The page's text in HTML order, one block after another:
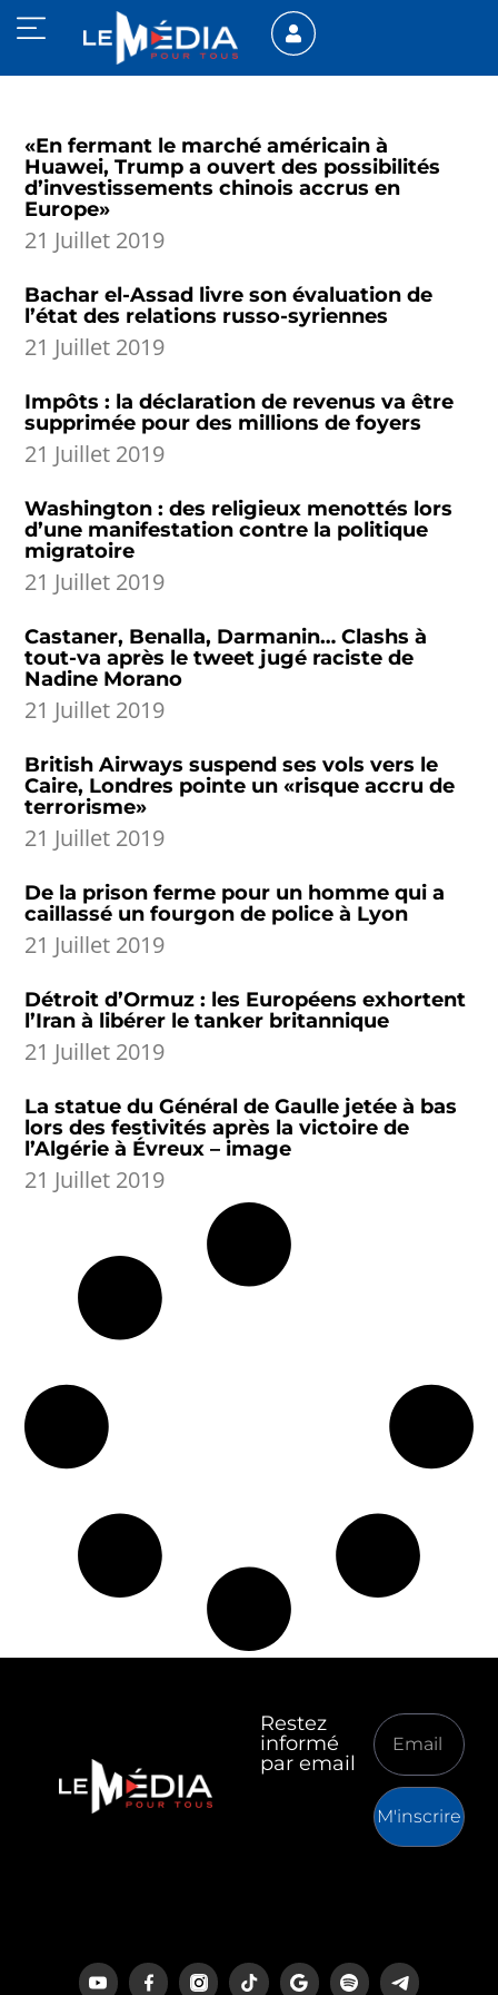
«En fermant le marché américain à
Huawei, Trump a ouvert des possibilités
d’investissements chinois accrus en
Europe»
21 Juillet 2019
Bachar el-Assad livre son évaluation de
l’état des relations russo-syriennes
21 Juillet 2019
Impôts : la déclaration de revenus va être
supprimée pour des millions de foyers
21 Juillet 2019
Washington : des religieux menottés lors
d’une manifestation contre la politique
migratoire
21 Juillet 2019
Castaner, Benalla, Darmanin… Clashs à
tout-va après le tweet jugé raciste de
Nadine Morano
21 Juillet 2019
British Airways suspend ses vols vers le
Caire, Londres pointe un «risque accru de
terrorisme»
21 Juillet 2019
De la prison ferme pour un homme qui a
caillassé un fourgon de police à Lyon
21 Juillet 2019
Détroit d’Ormuz : les Européens exhortent
l’Iran à libérer le tanker britannique
21 Juillet 2019
La statue du Général de Gaulle jetée à bas
lors des festivités après la victoire de
l’Algérie à Évreux – image
21 Juillet 2019
Restez
informé
par email
M'inscrire